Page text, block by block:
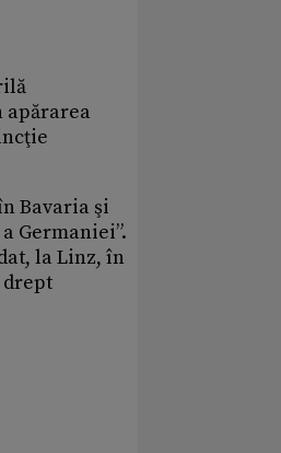
apărarea
Bavaria şi
Germaniei”.
la Linz, în
drept